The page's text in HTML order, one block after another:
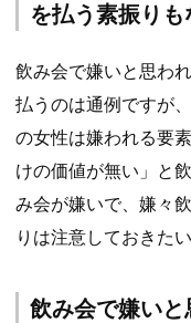
を払う素振りも
飲み会で嫌いと思わ
払うのは通例ですが
の女性は嫌われる要
けの価値が無い」と
み会が嫌いで、嫌々
りは注意しておきた
飲み会で嫌い